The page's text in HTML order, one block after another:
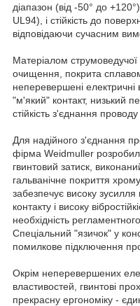
діапазон (від -50° до
UL94), і стійкість до
відповідаючи сучасним
Матеріалом
очищення, покрита
неперевершені електричні
"м'який" контакт, низький
стійкість з'єднання
Для надійного з'єднання
фірма Weidmuller
гвинтовий затиск,
гальванічне покриття
забезпечує високу зусилля
контакту і високу
необхідність
Спеціальний "язичок" у
помилкове підключення
Окрім неперевершених
властивостей, гвинтові
прекрасну ергономіку -